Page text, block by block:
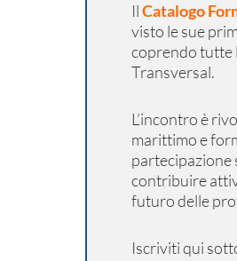
IlCatalogo
visto le sue
coprendo tutte
Transversal.
L’incontro è
marittimo e
partecipazione
contribuire
futuro delle
Iscriviti qui